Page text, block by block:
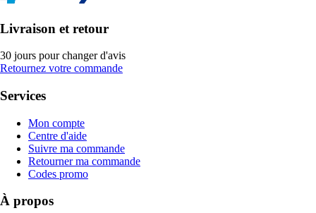
Livraison et retour
30 jours pour changer d'avis
Retournez votre commande
Services
Mon compte
Centre d'aide
Suivre ma commande
Retourner ma commande
Codes promo
À propos